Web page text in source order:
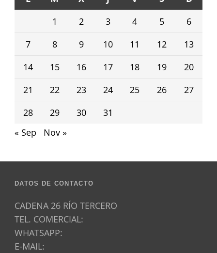
1
2 3 4 5
6
7
8 9 10 11 12
13
14
15 16 17 18 19
20
21
22 23 24 25 26
27
28
29 30
31
« Sep
Nov »
DATOS DE CONTACTO
CADENA 26 RÍO TERCERO
TEL. COMERCIAL:
WHATSAPP:
E-MAIL: